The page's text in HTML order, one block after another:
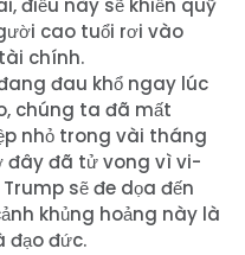
điều này sẽ khiến quỹ
cao tuổi rơi vào
chính.
đau khổ ngay lúc
chúng ta đã mất
nhỏ trong vài tháng
đây đã tử vong vì vi-
sẽ đe dọa đến
khủng hoảng này là
đạo đức.